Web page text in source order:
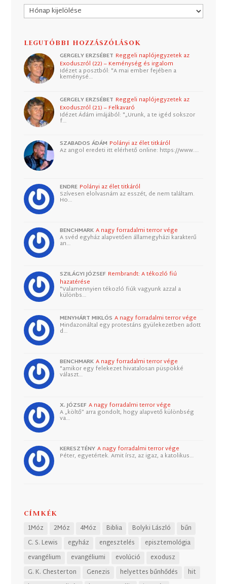
Archívum
LEGUTÓBBI HOZZÁSZÓLÁSOK
GERGELY ERZSÉBET Reggeli naplójegyzetek az
Exoduszról (22) – Keménység és irgalom
Idézet a posztból: "A mai ember fejében a
keménysé…
GERGELY ERZSÉBET Reggeli naplójegyzetek az
Exoduszról (21) – Felkavaró
Idézet Ádám imájából: "„Urunk, a te igéd sokszor
f…
SZABADOS ÁDÁM Polányi az élet titkáról
Az angol eredeti itt elérhető online: https://www.…
ENDRE Polányi az élet titkáról
Szívesen elolvasnám az esszét, de nem találtam.
Ho…
BENCHMARK A nagy forradalmi terror vége
A svéd egyház alapvetően államegyházi karakterű
an…
SZILÁGYI JÓZSEF Rembrandt: A tékozló fiú
hazatérése
"Valamennyien tékozló fiúk vagyunk azzal a
különbs…
MENYHÁRT MIKLÓS A nagy forradalmi terror vége
Mindazonáltal egy protestáns gyülekezetben adott
d…
BENCHMARK A nagy forradalmi terror vége
"amikor egy felekezet hivatalosan püspökké
választ…
X. JÓZSEF A nagy forradalmi terror vége
A „költő” arra gondolt, hogy alapvető különbség
va…
KERESZTÉNY A nagy forradalmi terror vége
Péter, egyetértek. Amit írsz, az igaz, a katolikus…
CÍMKÉK
1Móz 2Móz 4Móz Biblia Bolyki László
bűn
C. S. Lewis
egyház engesztelés
episztemológia
evangélium
evangéliumi evolúció
exodusz
G. K. Chesterton
Genezis helyettes bűnhődés
hit